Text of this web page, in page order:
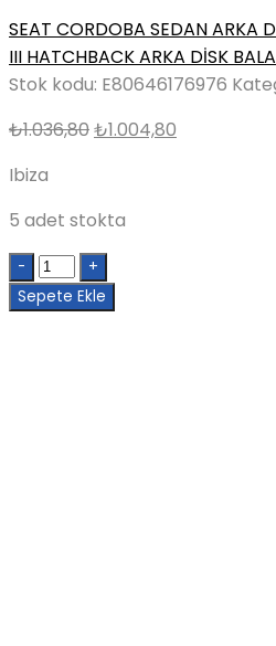
SEAT CORDOBA SEDAN ARKA
III HATCHBACK ARKA DİSK
Stok kodu: E80646176976
₺1.036,80Orijinal
₺1.004,80
Ibiza
5 adet stokta
Quantity
Sepete Ekle